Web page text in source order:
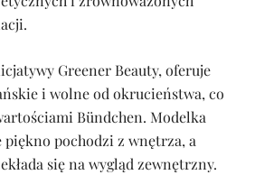
Greener Beauty, oferuje
i wolne od okrucieństwa, co
Bündchen. Modelka
pochodzi z wnętrza, a
się na wygląd zewnętrzny.